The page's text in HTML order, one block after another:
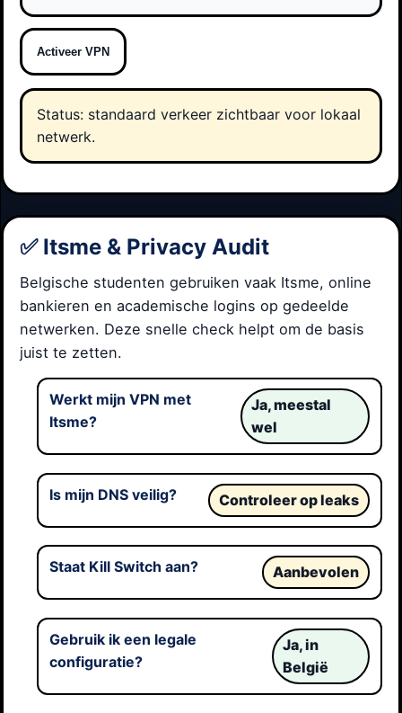
Activeer VPN
Status: standaard verkeer zichtbaar voor lokaal
netwerk.
✅ Itsme & Privacy Audit
Belgische studenten gebruiken vaak Itsme, online
bankieren en academische logins op gedeelde
netwerken. Deze snelle check helpt om de basis
juist te zetten.
Werkt mijn VPN met
Itsme?
Ja, meestal
wel
Is mijn DNS veilig? Controleer op leaks
Staat Kill Switch aan? Aanbevolen
Gebruik ik een legale
configuratie?
Ja, in
België